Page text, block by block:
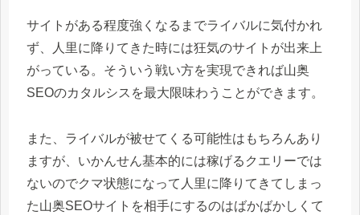
サイトがある程度強くなるまでライバルに気付かれ
ず、人里に降りてきた時には狂気のサイトが出来上
がっている。そういう戦い方を実現できれば山奥
SEOのカタルシスを最大限味わうことができます。
また、ライバルが被せてくる可能性はもちろんあり
ますが、いかんせん基本的には稼げるクエリーでは
ないのでクマ状態になって人里に降りてきてしまっ
た山奥SEOサイトを相手にするのはばかばかしくて